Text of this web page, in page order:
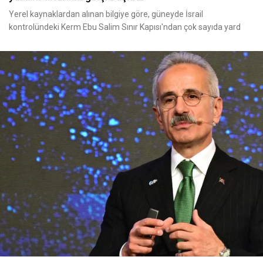
Yerel kaynaklardan alınan bilgiye göre, güneyde İsrail
kontrolündeki Kerm Ebu Salim Sınır Kapısı'ndan çok sayıda yard